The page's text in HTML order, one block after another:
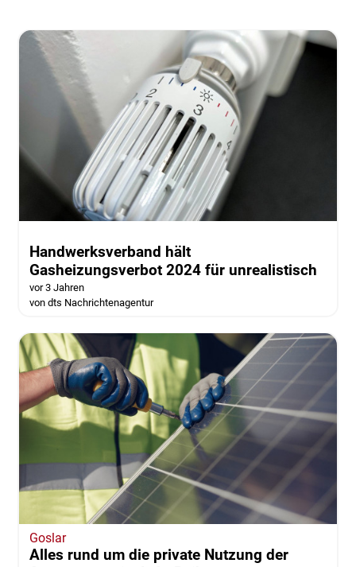
Handwerksverband hält
Gasheizungsverbot 2024 für unrealistisch
vor 3 Jahren
von dts Nachrichtenagentur
Goslar
Alles rund um die private Nutzung der